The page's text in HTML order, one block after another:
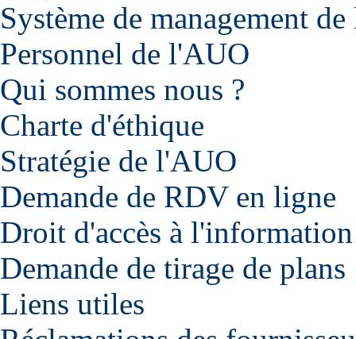
Système de management
Personnel de l'AUO
Qui sommes nous ?
Charte d'éthique
Stratégie de l'AUO
Demande de RDV en ligne
Droit d'accès à l'information
Demande de tirage de plans
Liens utiles